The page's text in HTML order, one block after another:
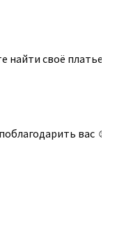
найти своë платье и
вас ☺